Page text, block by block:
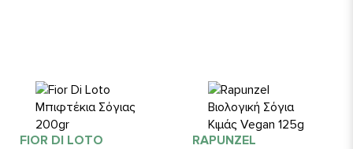
FIOR DI LOTO RAPUNZEL